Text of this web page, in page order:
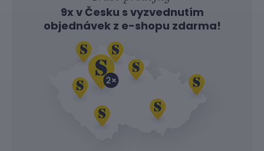
9x v Česku s vyzvednutím
objednávek z e-shopu zdarma!